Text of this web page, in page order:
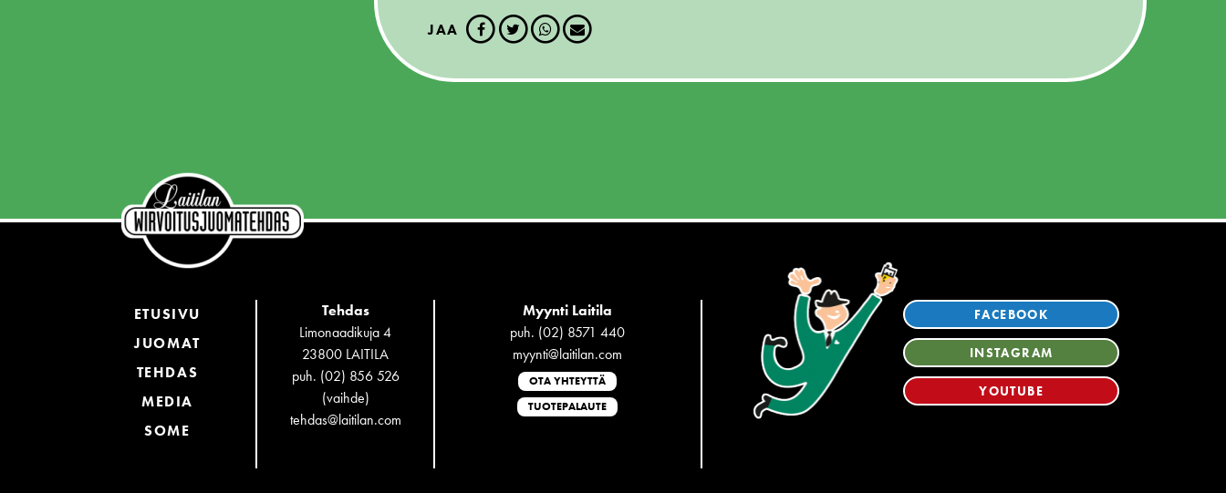
JAA
ETUSIVU
JUOMAT
TEHDAS
MEDIA
SOME
Tehdas
Limonaadikuja 4
23800 LAITILA
puh. (02) 856 526
(vaihde)
tehdas@laitilan.com
Myynti Laitila
puh. (02) 8571 440
myynti@laitilan.com
OTA YHTEYTTÄ
TUOTEPALAUTE
FACEBOOK
INSTAGRAM
YOUTUBE